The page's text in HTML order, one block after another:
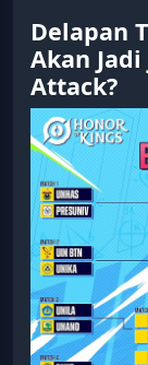
Delapan
Akan Jadi
Attack?